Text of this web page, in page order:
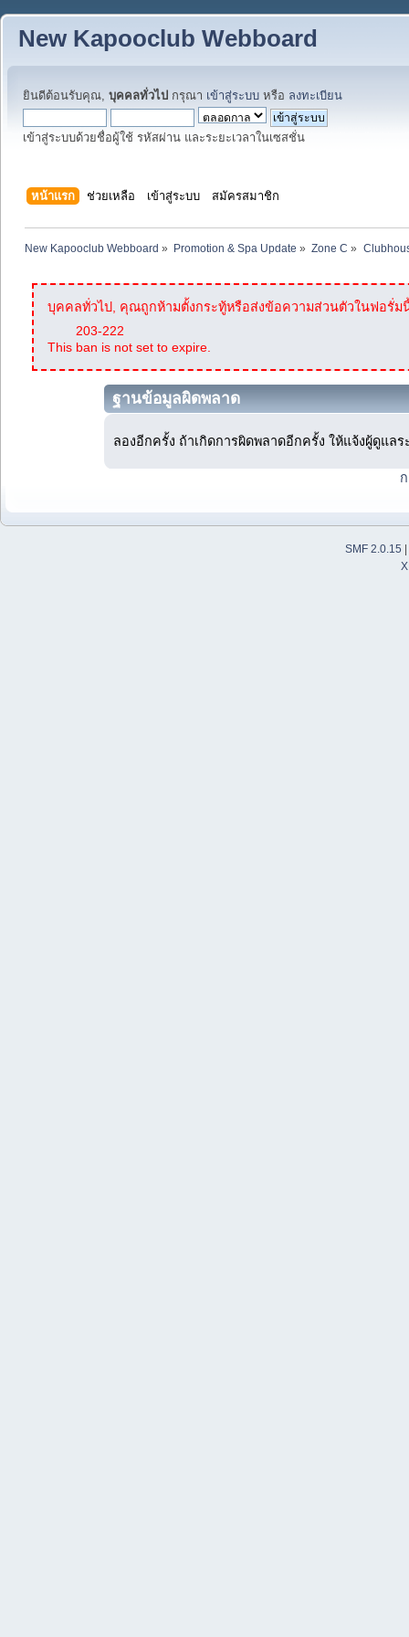
New Kapooclub Webboard
ยินดีต้อนรับคุณ, บุคคลทั่วไป กรุณา เข้าสู่ระบบ หรือ ลงทะเบียน
เข้าสู่ระบบด้วยชื่อผู้ใช้ รหัสผ่าน และระยะเวลาในเซสชั่น
หน้าแรก ช่วยเหลือ เข้าสู่ระบบ สมัครสมาชิก
New Kapooclub Webboard » Promotion & Spa Update » Zone C »
บุคคลทั่วไป, คุณถูกห้ามตั้งกระทู้หรือส่งข้อความส่วนตัวในฟอรั่ม
203-222
This ban is not set to expire.
ฐานข้อมูลผิดพลาด
ลองอีกครั้ง ถ้าเกิดการผิดพลาดอีกครั้ง ให้แจ้งผู้ดูแลร
SMF 2.0.15